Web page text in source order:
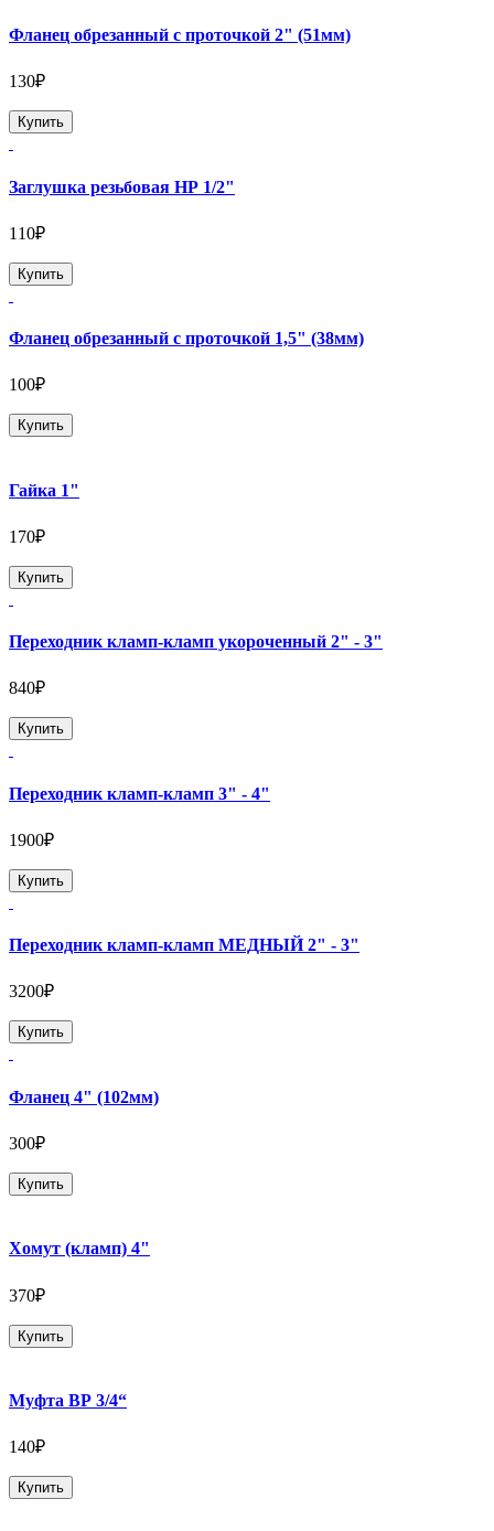
Фланец обрезанный с проточкой 2" (51мм)
130₽
Купить
Заглушка резьбовая НР 1/2"
110₽
Купить
Фланец обрезанный с проточкой 1,5" (38мм)
100₽
Купить
Гайка 1"
170₽
Купить
Переходник кламп-кламп укороченный 2" - 3"
840₽
Купить
Переходник кламп-кламп 3" - 4"
1900₽
Купить
Переходник кламп-кламп МЕДНЫЙ 2" - 3"
3200₽
Купить
Фланец 4" (102мм)
300₽
Купить
Хомут (кламп) 4"
370₽
Купить
Муфта ВР 3/4“
140₽
Купить